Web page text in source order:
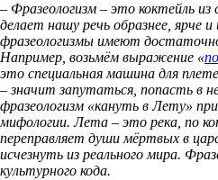
– Фразеологизм – это коктейль
делает нашу речь образнее, ярче
фразеологизмы имеют
Например, возьмём выражение «
это специальная машина для
– значит запутаться, попасть в
фразеологизм «кануть в Лету»
мифологии. Лета – это река, по
переправляет души мёртвых в
исчезнуть из реального мира.
культурного кода.